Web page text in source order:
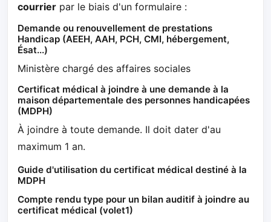
courrier par le biais d'un formulaire :
Demande ou renouvellement de prestations
Handicap (AEEH, AAH, PCH, CMI, hébergement,
Ésat...)
Ministère chargé des affaires sociales
Certificat médical à joindre à une demande à la
maison départementale des personnes handicapées
(MDPH)
À joindre à toute demande. Il doit dater d'au
maximum 1 an.
Guide d'utilisation du certificat médical destiné à la
MDPH
Compte rendu type pour un bilan auditif à joindre au
certificat médical (volet1)